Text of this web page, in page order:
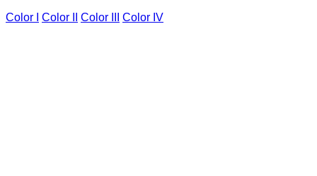
Color I
Color II Color III Color IV